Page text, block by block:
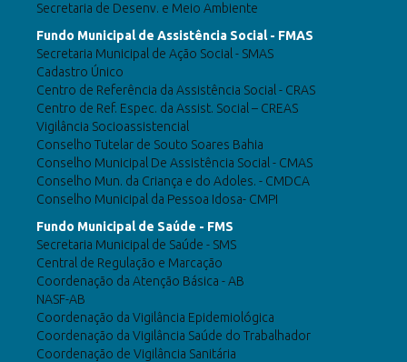
Secretaria de Desenv. e Meio Ambiente
Fundo Municipal de Assistência Social - FMAS
Secretaria Municipal de Ação Social - SMAS
Cadastro Único
Centro de Referência da Assistência Social - CRAS
Centro de Ref. Espec. da Assist. Social – CREAS
Vigilância Socioassistencial
Conselho Tutelar de Souto Soares Bahia
Conselho Municipal De Assistência Social - CMAS
Conselho Mun. da Criança e do Adoles. - CMDCA
Conselho Municipal da Pessoa Idosa- CMPI
Fundo Municipal de Saúde - FMS
Secretaria Municipal de Saúde - SMS
Central de Regulação e Marcação
Coordenação da Atenção Básica - AB
NASF-AB
Coordenação da Vigilância Epidemiológica
Coordenação da Vigilância Saúde do Trabalhador
Coordenação de Vigilância Sanitária